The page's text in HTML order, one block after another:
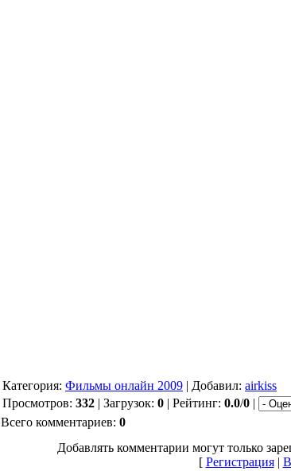
Категория: Фильмы онлайн 2009 | Добавил: airkiss
Просмотров: 332 | Загрузок: 0 | Рейтинг: 0.0/0 |
Всего комментариев: 0
Добавлять комментарии могут только
[ Регистрация|